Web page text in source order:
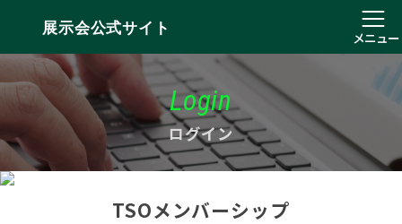
展示会公式サイト
メニュー
Login
ログイン
TSOメンバーシップ